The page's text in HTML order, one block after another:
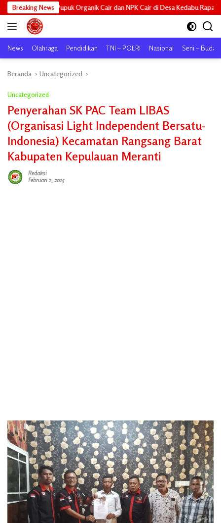
Langsung
ke
konten
Breaking News
Organik Cair dan NPK Cair di Desa Kedabu Rapat Dukung
News Olahraga Pendidikan TNI – POLRI Nasional Seni –
Beranda Uncategorized
Uncategorized
Penyerahan SK PAC Team LIBAS
(Organisasi Light Independent Bersatu-
Indonesia) Kecamatan Rangsang Barat
Kabupaten Kepulauan Meranti
Redaksi
Februari 2, 2025